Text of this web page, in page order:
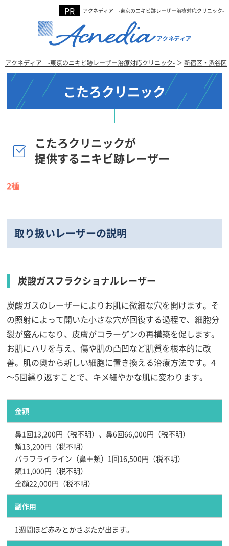
アクネディア -東京のニキビ跡レーザー治療対応クリニック-
アクネディア -東京のニキビ跡レーザー治療対応クリニック- ＞ 新宿区・渋谷区
こたろクリニック
こたろクリニックが
提供するニキビ跡レーザー
2種
取り扱いレーザーの説明
炭酸ガスフラクショナルレーザー
炭酸ガスのレーザーによりお肌に微細な穴を開けます。そ
の照射によって開いた小さな穴が回復する過程で、細胞分
裂が盛んになり、皮膚がコラーゲンの再構築を促します。
お肌にハリを与え、傷や肌の凸凹など肌質を根本的に改
善。肌の奥から新しい細胞に置き換える治療方法です。4
～5回繰り返すことで、キメ細やかな肌に変わります。
金額
鼻1回13,200円（税不明）、鼻6回66,000円（税不明）
頬13,200円（税不明）
バラフライライン（鼻＋頬）1回16,500円（税不明）
額11,000円（税不明）
全顔22,000円（税不明）
副作用
1週間ほど赤みとかさぶたが出ます。